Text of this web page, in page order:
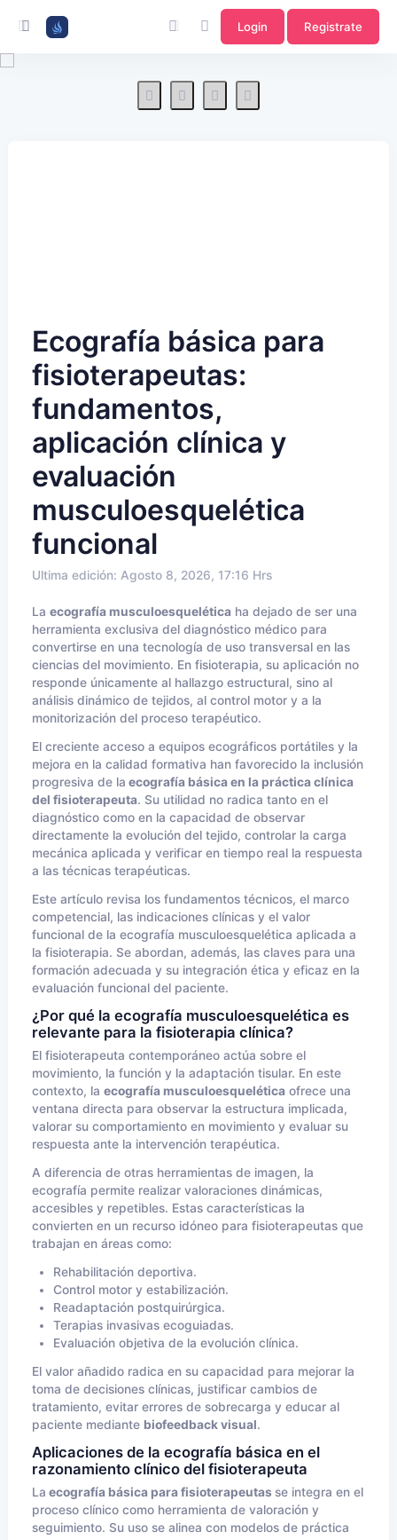
Login Registrate
Ecografía básica para
fisioterapeutas:
fundamentos,
aplicación clínica y
evaluación
musculoesquelética
funcional
Ultima edición: Agosto 8, 2026, 17:16 Hrs
La ecografía musculoesquelética ha dejado de ser una
herramienta exclusiva del diagnóstico médico para
convertirse en una tecnología de uso transversal en las
ciencias del movimiento. En fisioterapia, su aplicación no
responde únicamente al hallazgo estructural, sino al
análisis dinámico de tejidos, al control motor y a la
monitorización del proceso terapéutico.
El creciente acceso a equipos ecográficos portátiles y la
mejora en la calidad formativa han favorecido la inclusión
progresiva de la ecografía básica en la práctica clínica
del fisioterapeuta. Su utilidad no radica tanto en el
diagnóstico como en la capacidad de observar
directamente la evolución del tejido, controlar la carga
mecánica aplicada y verificar en tiempo real la respuesta
a las técnicas terapéuticas.
Este artículo revisa los fundamentos técnicos, el marco
competencial, las indicaciones clínicas y el valor
funcional de la ecografía musculoesquelética aplicada a
la fisioterapia. Se abordan, además, las claves para una
formación adecuada y su integración ética y eficaz en la
evaluación funcional del paciente.
¿Por qué la ecografía musculoesquelética es
relevante para la fisioterapia clínica?
El fisioterapeuta contemporáneo actúa sobre el
movimiento, la función y la adaptación tisular. En este
contexto, la ecografía musculoesquelética ofrece una
ventana directa para observar la estructura implicada,
valorar su comportamiento en movimiento y evaluar su
respuesta ante la intervención terapéutica.
A diferencia de otras herramientas de imagen, la
ecografía permite realizar valoraciones dinámicas,
accesibles y repetibles. Estas características la
convierten en un recurso idóneo para fisioterapeutas que
trabajan en áreas como:
Rehabilitación deportiva.
Control motor y estabilización.
Readaptación postquirúrgica.
Terapias invasivas ecoguiadas.
Evaluación objetiva de la evolución clínica.
El valor añadido radica en su capacidad para mejorar la
toma de decisiones clínicas, justificar cambios de
tratamiento, evitar errores de sobrecarga y educar al
paciente mediante biofeedback visual.
Aplicaciones de la ecografía básica en el
razonamiento clínico del fisioterapeuta
La ecografía básica para fisioterapeutas se integra en el
proceso clínico como herramienta de valoración y
seguimiento. Su uso se alinea con modelos de práctica